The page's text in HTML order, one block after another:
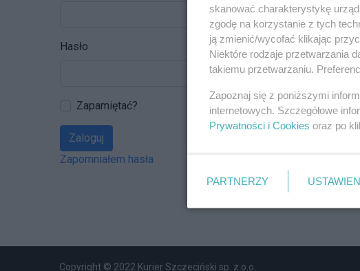
Hasło
Zapamiętać?
Zaloguj
Zapomniałem hasła
Copyright © 2022 Kurier Szczeciński sp. z o.o.
skanować charakterystykę
zgodę na korzystanie z tych
ją zmienić/wycofać klikając
Niektóre rodzaje przetwarzania
takiemu przetwarzaniu.
Zapoznaj się z poniższymi
internetowych. Szczegółowe
Prywatności i Cookies oraz po
PARTNERZY